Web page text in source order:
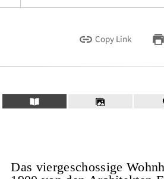
Copy Link
Das viergeschossige